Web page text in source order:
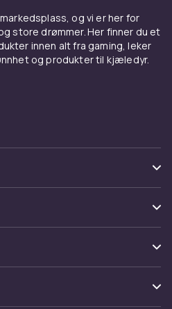
enhver
stil
utførelse passer
og kaffestunden.
og fester og gir
middagsservietter i
formelle middager.
bretsformat
størrelser og
størrelsene er
og middagsserviet
er tynne og
og vi er her for
store drømmer. Her finner du et
innen alt fra gaming, leker
og produkter til kjæledyr.